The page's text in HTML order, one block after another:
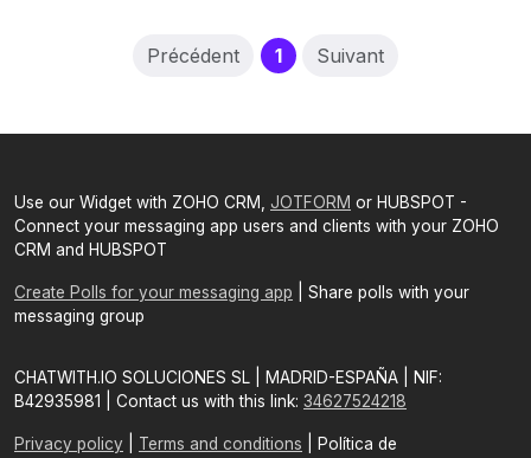
Précédent 1(current)
Suivant
Use our Widget with ZOHO CRM, JOTFORM or HUBSPOT -
Connect your messaging app users and clients with your ZOHO
CRM and HUBSPOT
Create Polls for your messaging app | Share polls with your
messaging group
CHATWITH.IO SOLUCIONES SL | MADRID-ESPAÑA | NIF:
B42935981 | Contact us with this link: 34627524218
Privacy policy Terms and conditions | Política de